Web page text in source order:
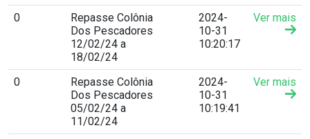
0
Repasse Colônia
Dos Pescadores
12/02/24 a
18/02/24
2024-
10-31
10:20:17
Ver mais
0
Repasse Colônia
Dos Pescadores
05/02/24 a
11/02/24
2024-
10-31
10:19:41
Ver mais